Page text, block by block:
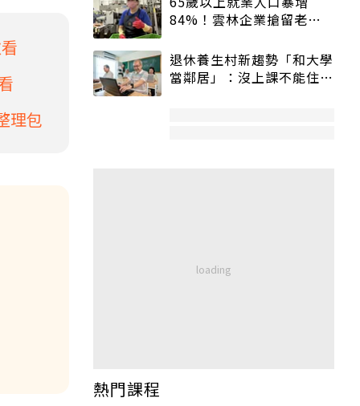
理包
84%！雲林企業搶留老員
退休養生村新趨勢「和大學
當鄰居」：沒上課不能住、
熱門課程